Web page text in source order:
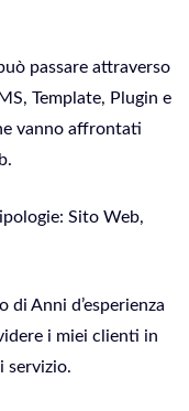
passare attraverso
Template, Plugin e
vanno affrontati
Sito Web,
Anni d’esperienza
i miei clienti in
servizio.